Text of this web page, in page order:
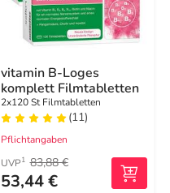
vitamin B-Loges
komplett Filmtabletten
2x120 St Filmtabletten
(11)
Pflichtangaben
UVP1 83,88 €
53,44 €